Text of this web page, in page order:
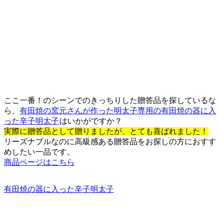
ここ一番！のシーンでのきっちりした贈答品を探しているな
ら、 有田焼の窯元さんが作った明太子専用の有田焼の器に入
った辛子明太子はいかがですか？
実際に贈答品として贈りましたが、とても喜ばれました！
リーズナブルなのに高級感ある贈答品をお探しの方におすす
めしたい一品です。
商品ページはこちら
有田焼の器に入った辛子明太子